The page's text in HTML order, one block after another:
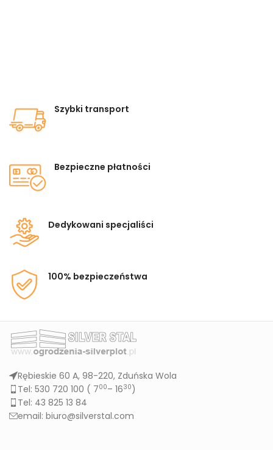
Szybki transport
Bezpieczne płatności
Dedykowani specjaliści
100% bezpieczeństwa
Rębieskie 60 A, 98-220, Zduńska Wola
Tel: 530 720 100 ( 700– 1630)
Tel: 43 825 13 84
email: biuro@silverstal.com